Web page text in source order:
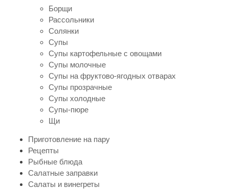
Борщи
Рассольники
Солянки
Супы
Супы картофельные с овощами
Супы молочные
Супы на фруктово-ягодных отварах
Супы прозрачные
Супы холодные
Супы-пюре
Щи
Приготовление на пару
Рецепты
Рыбные блюда
Салатные заправки
Салаты и винегреты